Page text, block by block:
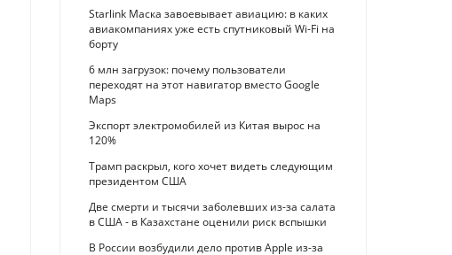
Starlink Маска завоевывает авиацию: в каких
авиакомпаниях уже есть спутниковый Wi-Fi на
борту
6 млн загрузок: почему пользователи
переходят на этот навигатор вместо Google
Maps
Экспорт электромобилей из Китая вырос на
120%
Трамп раскрыл, кого хочет видеть следующим
президентом США
Две смерти и тысячи заболевших из-за салата
в США - в Казахстане оценили риск вспышки
В России возбудили дело против Apple из-за